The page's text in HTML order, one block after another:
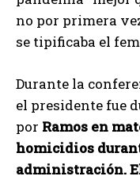
no por primera
se tipificaba el
Durante la
el presidente fue
por Ramos en
homicidios
administración.